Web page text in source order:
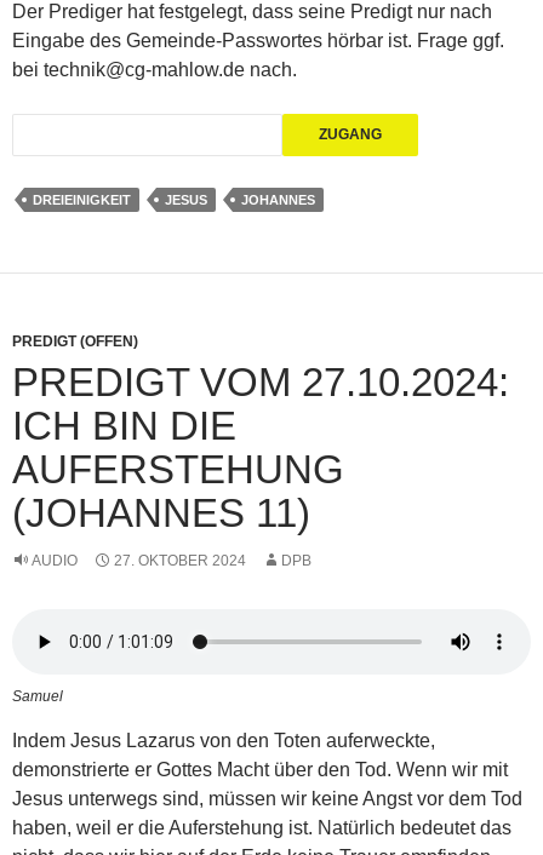
Der Prediger hat festgelegt, dass seine Predigt nur nach
Eingabe des Gemeinde-Passwortes hörbar ist. Frage ggf.
bei technik@cg-mahlow.de nach.
DREIEINIGKEIT JESUS JOHANNES
PREDIGT (OFFEN)
PREDIGT VOM 27.10.2024:
ICH BIN DIE
AUFERSTEHUNG
(JOHANNES 11)
AUDIO 27. OKTOBER 2024 DPB
Samuel
Indem Jesus Lazarus von den Toten auferweckte,
demonstrierte er Gottes Macht über den Tod. Wenn wir mit
Jesus unterwegs sind, müssen wir keine Angst vor dem Tod
haben, weil er die Auferstehung ist. Natürlich bedeutet das